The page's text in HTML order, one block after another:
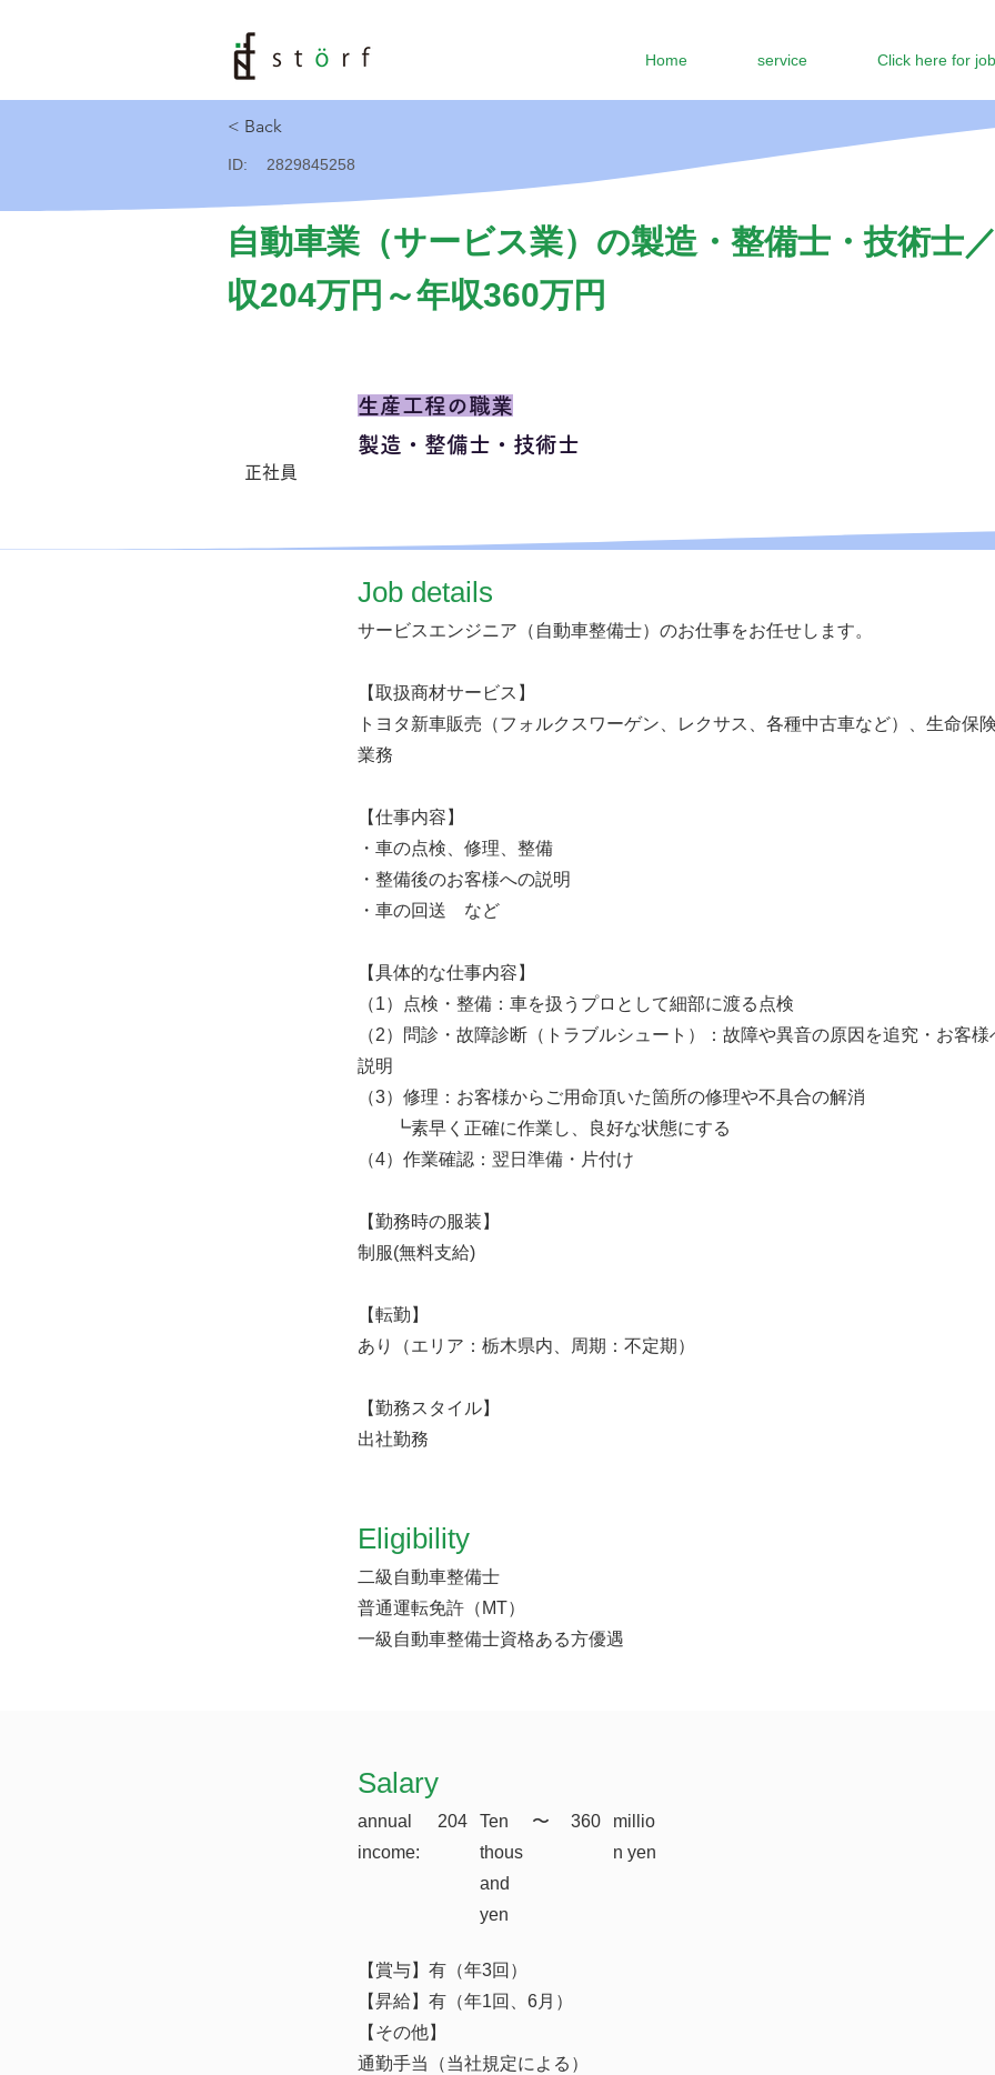
Home service Click here for
< Back
ID: 2829845258
自動車業（サービス業）の製造・整備士・技術士
収204万円～年収360万円
正社員
生産工程の職業
製造・整備士・技術士
​Job details
サービスエンジニア（自動車整備士）のお仕事をお任せします。
【取扱商材サービス】
トヨタ新車販売（フォルクスワーゲン、レクサス、各種中古車など）、生命保
業務
【仕事内容】
・車の点検、修理、整備
・整備後のお客様への説明
・車の回送 など
【具体的な仕事内容】
（1）点検・整備：車を扱うプロとして細部に渡る点検
（2）問診・故障診断（トラブルシュート）：故障や異音の原因を追究・お客
説明
（3）修理：お客様からご用命頂いた箇所の修理や不具合の解消
┗素早く正確に作業し、良好な状態にする
（4）作業確認：翌日準備・片付け
【勤務時の服装】
制服(無料支給)
【転勤】
あり（エリア：栃木県内、周期：不定期）
【勤務スタイル】
出社勤務
Eligibility
二級自動車整備士
普通運転免許（MT）
一級自動車整備士資格ある方優遇
​Salary
annual
income:
204
Ten
thous
and
yen
​〜 360
millio
n yen
【賞与】有（年3回）
【昇給】有（年1回、6月）
【その他】
通勤手当（当社規定による）